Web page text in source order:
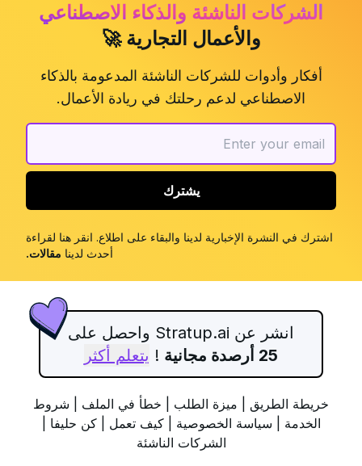
الشركات الناشئة والذكاء الاصطناعي
والأعمال التجارية 🚀
أفكار وأدوات للشركات الناشئة المدعومة بالذكاء
الاصطناعي لدعم رحلتك في ريادة الأعمال.
يشترك
اشترك في النشرة الإخبارية لدينا والبقاء على اطلاع. انقر هنا لقراءة
أحدث لدينا مقالات.
انشر عن Stratup.ai واحصل على
25 أرصدة مجانية
! يتعلم أكثر
خريطة الطريق ميزة الطلب خطأ في الملف
شروط
الخدمة
سياسة الخصوصية |كيف تعمل |كن حليفا
الشركات الناشئة